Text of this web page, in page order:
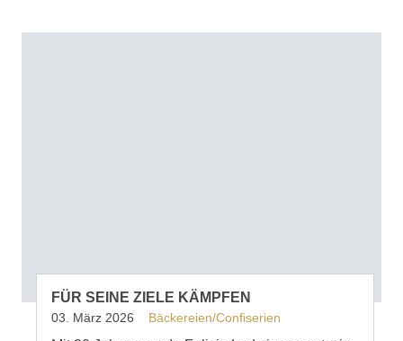
FÜR SEINE ZIELE KÄMPFEN
03. März 2026 Bäckereien/Confiserien